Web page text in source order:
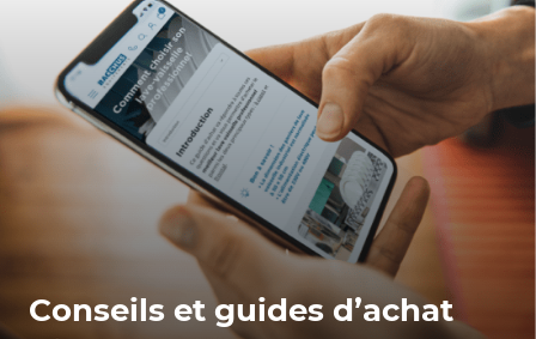
Conseils et guides d’achat